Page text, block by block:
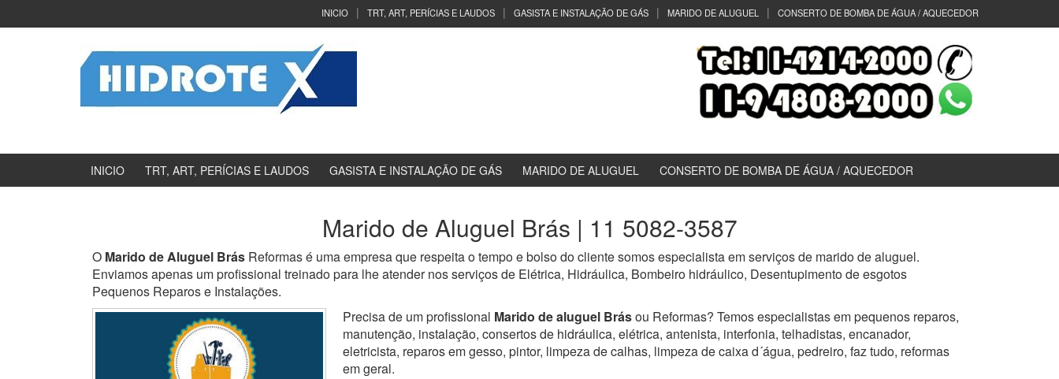
INICIO TRT, ART, PERÍCIAS E LAUDOS GASISTA E INSTALAÇÃO DE GÁS MARIDO DE ALUGUEL CONSERTO DE BOMBA DE ÁGUA / AQUECEDOR
INICIO TRT, ART, PERÍCIAS E LAUDOS GASISTA E INSTALAÇÃO DE GÁS MARIDO DE ALUGUEL CONSERTO DE BOMBA DE ÁGUA / AQUECEDOR
Marido de Aluguel Brás | 11 5082-3587
O Marido de Aluguel Brás Reformas é uma empresa que respeita o tempo e bolso do cliente somos especialista em serviços de marido de aluguel.
Enviamos apenas um profissional treinado para lhe atender nos serviços de Elétrica, Hidráulica, Bombeiro hidráulico, Desentupimento de esgotos
Pequenos Reparos e Instalações.
Precisa de um profissional Marido de aluguel Brásou Reformas? Temos especialistas em pequenos reparos,
manutenção, instalação, consertos de hidráulica, elétrica, antenista, interfonia, telhadistas, encanador,
eletricista, reparos em gesso, pintor, limpeza de calhas, limpeza de caixa d´água, pedreiro, faz tudo, reformas
em geral.